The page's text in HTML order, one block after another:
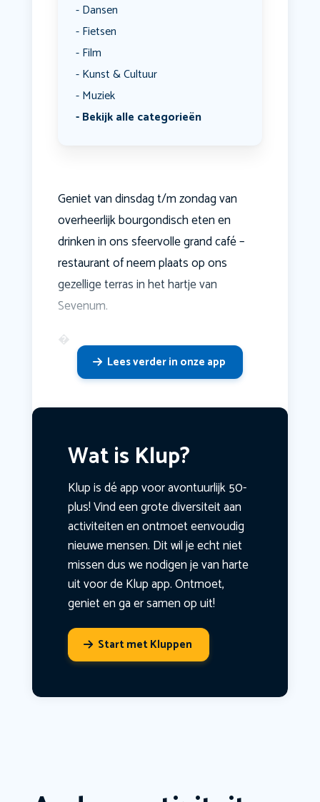
Dansen
Fietsen
Film
Kunst & Cultuur
Muziek
Bekijk alle categorieën
Geniet van dinsdag t/m zondag van
overheerlijk bourgondisch eten en
drinken in ons sfeervolle grand café –
restaurant of neem plaats op ons
gezellige terras in het hartje van
Sevenum.
�
Lees verder in onze app
Wat is Klup?
Klup is dé app voor avontuurlijk 50-
plus! Vind een grote diversiteit aan
activiteiten en ontmoet eenvoudig
nieuwe mensen. Dit wil je echt niet
missen dus we nodigen je van harte
uit voor de Klup app. Ontmoet,
geniet en ga er samen op uit!
Start met Kluppen